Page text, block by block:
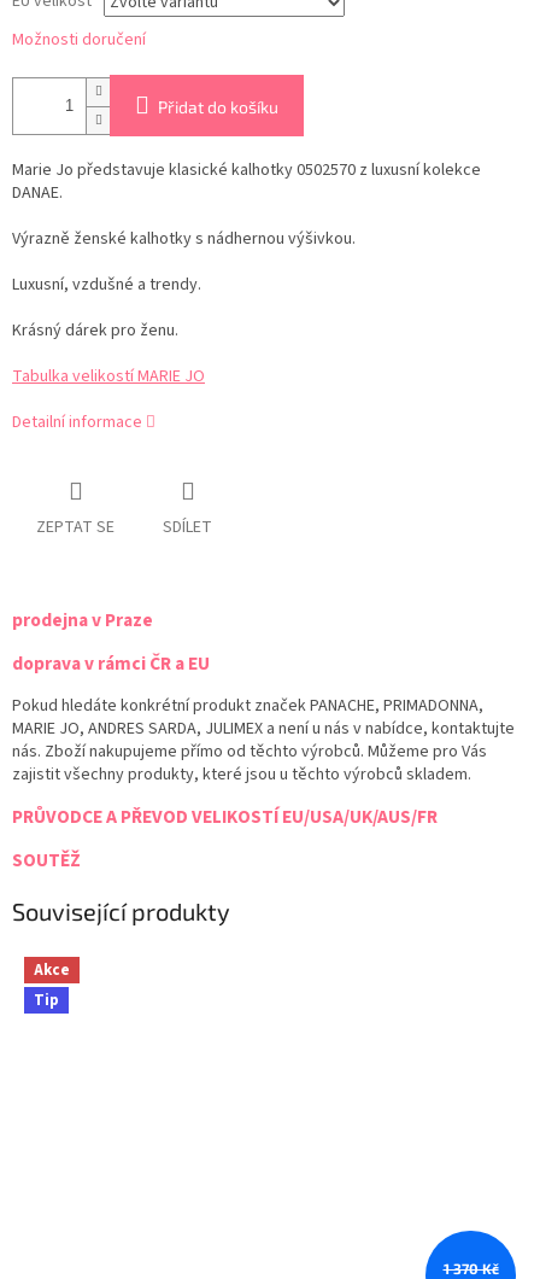
Možnosti doručení
Přidat do košíku
Marie Jo představuje klasické kalhotky 0502570 z luxusní kolekce
DANAE.
Výrazně ženské kalhotky s nádhernou výšivkou.
Luxusní, vzdušné a trendy.
Krásný dárek pro ženu.
Tabulka velikostí MARIE JO
Detailní informace
ZEPTAT SE SDÍLET
prodejna v Praze
doprava v rámci ČR a EU
Pokud hledáte konkrétní produkt značek PANACHE, PRIMADONNA,
MARIE JO, ANDRES SARDA, JULIMEX a není u nás v nabídce, kontaktujte
nás. Zboží nakupujeme přímo od těchto výrobců. Můžeme pro Vás
zajistit všechny produkty, které jsou u těchto výrobců skladem.
PRŮVODCE A PŘEVOD VELIKOSTÍ EU/USA/UK/AUS/FR
SOUTĚŽ
Související produkty
Akce
Tip
1 370 Kč